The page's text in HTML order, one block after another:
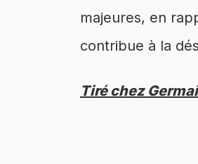
majeures, en
contribue à la
Tiré chez